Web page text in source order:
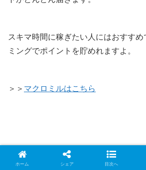
スキマ時間に稼ぎたい人にはおすすめ
ミングでポイントを貯めれますよ。
＞＞ マクロミルはこちら
ホーム シェア 目次へ